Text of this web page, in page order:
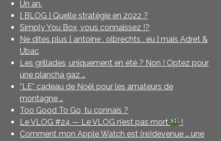
Un an.
[ BLOG ] Quelle stratégie en 2022 ?
Simply You Box, vous connaissez !?
Ne dites plus [ antoine . olbrechts . eu ] mais Adret &
Ubac
Les grillades, uniquement en été ? Non ! Optez pour
une plancha gaz …
*LE* cadeau de Noël pour les amateurs de
montagne …
Too Good To Go, tu connais ?
Le VLOG #24 — Le VLOG n’est pas mort
!
Comment mon Apple Watch est (re)devenue … une